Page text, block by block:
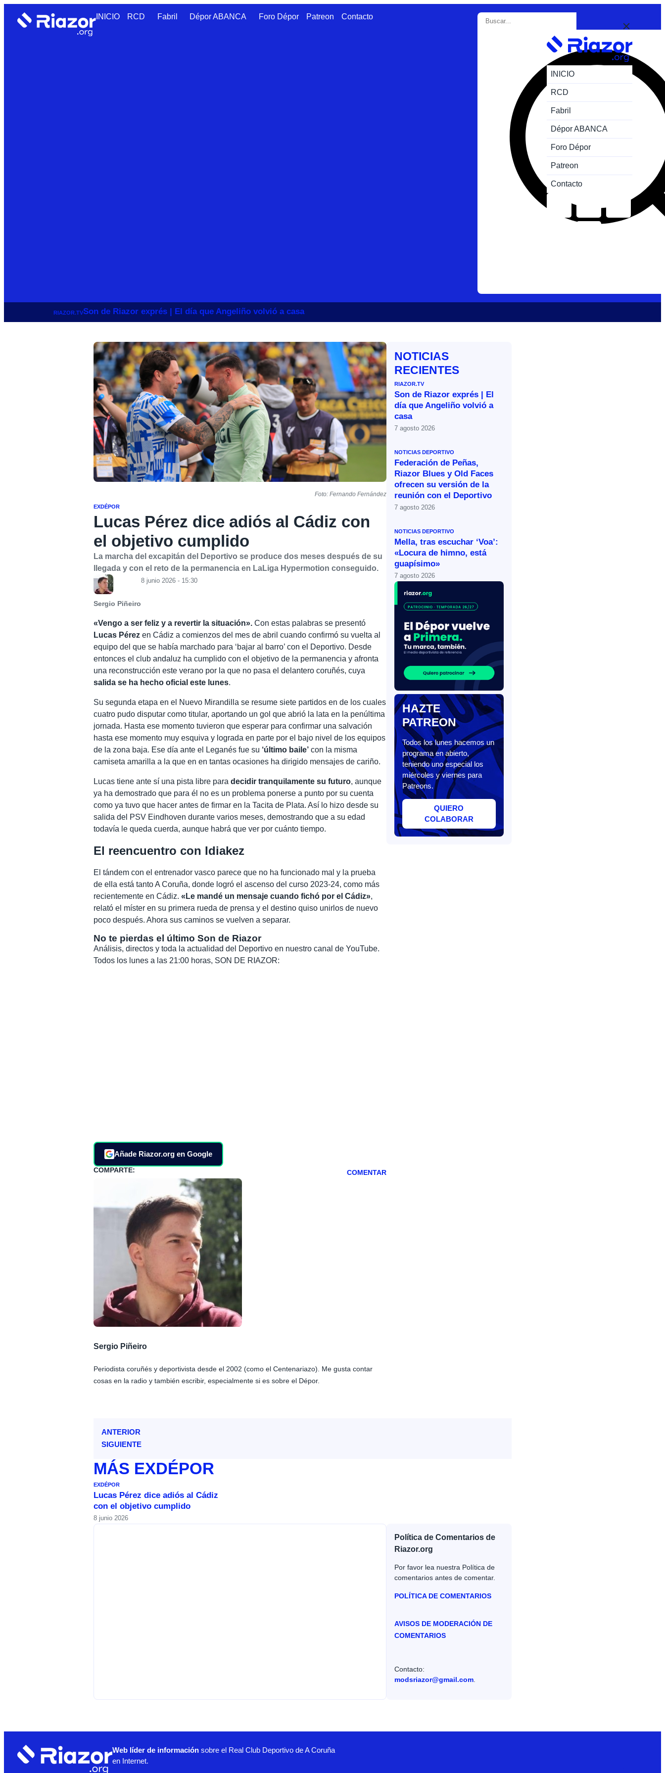
INICIO RCD Fabril Dépor ABANCA Foro Dépor Patreon Contacto
INICIO
RCD
Fabril
Dépor ABANCA
Foro Dépor
Patreon
Contacto
RIAZOR.TVSon de Riazor exprés | El día que Angeliño volvió a casa
Foto: Fernando Fernández
EXDÉPOR
Lucas Pérez dice adiós al Cádiz con
el objetivo cumplido
La marcha del excapitán del Deportivo se produce dos meses después de su
llegada y con el reto de la permanencia en LaLiga Hypermotion conseguido.
Sergio Piñeiro
8 junio 2026 - 15:30
«Vengo a ser feliz y a revertir la situación». Con estas palabras se presentó
Lucas Pérez en Cádiz a comienzos del mes de abril cuando confirmó su vuelta al
equipo del que se había marchado para ‘bajar al barro’ con el Deportivo. Desde
entonces el club andaluz ha cumplido con el objetivo de la permanencia y afronta
una reconstrucción este verano por la que no pasa el delantero coruñés, cuya
salida se ha hecho oficial este lunes.
Su segunda etapa en el Nuevo Mirandilla se resume siete partidos en de los cuales
cuatro pudo disputar como titular, aportando un gol que abrió la lata en la penúltima
jornada. Hasta ese momento tuvieron que esperar para confirmar una salvación
hasta ese momento muy esquiva y lograda en parte por el bajo nivel de los equipos
de la zona baja. Ese día ante el Leganés fue su ‘último baile’ con la misma
camiseta amarilla a la que en en tantas ocasiones ha dirigido mensajes de cariño.
Lucas tiene ante sí una pista libre paradecidir tranquilamente su futuro, aunque
ya ha demostrado que para él no es un problema ponerse a punto por su cuenta
como ya tuvo que hacer antes de firmar en la Tacita de Plata. Así lo hizo desde su
salida del PSV Eindhoven durante varios meses, demostrando que a su edad
todavía le queda cuerda, aunque habrá que ver por cuánto tiempo.
El reencuentro con Idiakez
El tándem con el entrenador vasco parece que no ha funcionado mal y la prueba
de ella está tanto A Coruña, donde logró el ascenso del curso 2023-24, como más
recientemente en Cádiz.«Le mandé un mensaje cuando fichó por el Cádiz»,
relató el míster en su primera rueda de prensa y el destino quiso unirlos de nuevo
poco después. Ahora sus caminos se vuelven a separar.
No te pierdas el último Son de Riazor
Análisis, directos y toda la actualidad del Deportivo en nuestro canal de YouTube.
Todos los lunes a las 21:00 horas, SON DE RIAZOR:
Añade Riazor.org en Google
COMPARTE: COMENTAR
Sergio Piñeiro
Periodista coruñés y deportivista desde el 2002 (como el Centenariazo). Me gusta contar
cosas en la radio y también escribir, especialmente si es sobre el Dépor.
NOTICIAS
RECIENTES
RIAZOR.TV
Son de Riazor exprés | El
día que Angeliño volvió a
casa
7 agosto 2026
NOTICIAS DEPORTIVO
Federación de Peñas,
Riazor Blues y Old Faces
ofrecen su versión de la
reunión con el Deportivo
7 agosto 2026
NOTICIAS DEPORTIVO
Mella, tras escuchar ‘Voa’:
«Locura de himno, está
guapísimo»
7 agosto 2026
HAZTE
PATREON
Todos los lunes hacemos un
programa en abierto,
teniendo uno especial los
miércoles y viernes para
Patreons.
QUIERO
COLABORAR
ANTERIOR
SIGUIENTE
MÁS EXDÉPOR
EXDÉPOR
Lucas Pérez dice adiós al Cádiz
con el objetivo cumplido
8 junio 2026
Política de Comentarios de
Riazor.org
Por favor lea nuestra Política de
comentarios antes de comentar.
POLÍTICA DE COMENTARIOS
AVISOS DE MODERACIÓN DE
COMENTARIOS
Contacto:
modsriazor@gmail.com.
Web líder de informaciónsobre el Real Club Deportivo de A Coruña
en Internet.